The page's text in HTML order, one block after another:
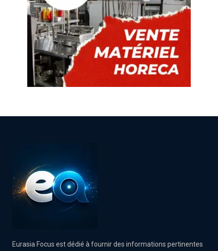
Eurasia Focus est dédié à fournir des informations pertinentes